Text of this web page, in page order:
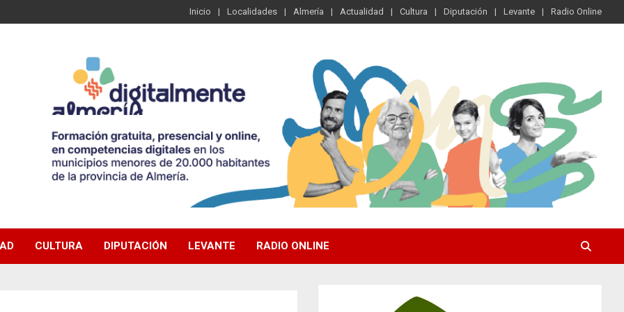
Inicio Localidades Almería Actualidad Cultura Diputación Levante Radio Online
CULTURA DIPUTACIÓN LEVANTE RADIO ONLINE